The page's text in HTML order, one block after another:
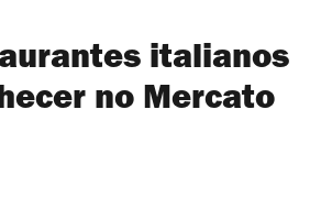
italianos
no Mercato